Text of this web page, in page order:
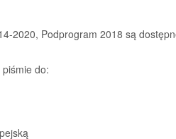
2020, Podprogram 2018 są
do: